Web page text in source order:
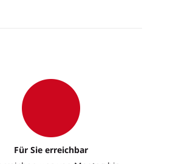
Für Sie erreichbar